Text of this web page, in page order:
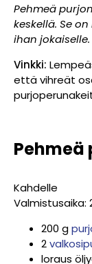
Pehmeä
keskellä. Se
ihan jokaiselle.
Vinkki:
että vihreät
Kahdelle
Valmistusaika:
200 g
2
loraus